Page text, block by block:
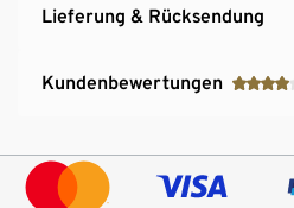
Lieferung & Rücksendung
Kundenbewertungen